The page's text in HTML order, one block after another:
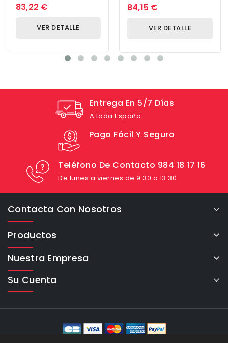
83,22 €
VER DETALLE
Alicates, 10 Uds.
84,15 €
VER DETALLE
Entrega En 5/7 Días
A toda España
Pago Fácil Y Seguro
Teléfono De Contacto 984 18 17 16
De lunes a viernes de 9:30 a 13:30
Contacta Con Nosotros
Productos
Nuestra Empresa
Su Cuenta